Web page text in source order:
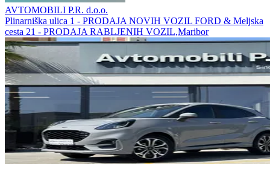
AVTOMOBILI P.R. d.o.o.
Plinarniška ulica 1 - PRODAJA NOVIH VOZIL FORD & Meljska
cesta 21 - PRODAJA RABLJENIH VOZIL,Maribor